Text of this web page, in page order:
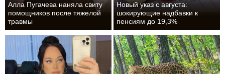
Алла Пугачева наняла свиту
помощников после тяжелой
травмы
Новый указ с августа:
шокирующие надбавки к
пенсиям до 19,3%